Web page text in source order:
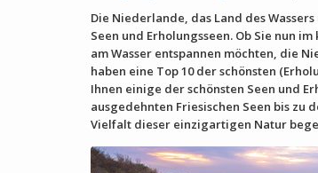
Die Niederlande, das Land des
Seen und Erholungsseen. Ob Sie nun
am Wasser entspannen möchten, die
haben eine Top 10 der schönsten
Ihnen einige der schönsten Seen und
ausgedehnten Friesischen Seen bis zu
Vielfalt dieser einzigartigen Natur